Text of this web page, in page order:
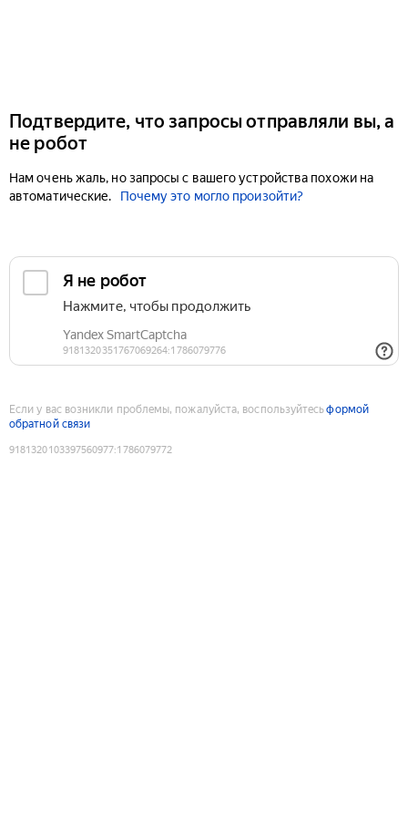
Подтвердите, что запросы отправляли вы, а
не робот
Нам очень жаль, но запросы с вашего устройства похожи на
автоматические.
Почему это могло произойти?
Если у вас возникли проблемы, пожалуйста, воспользуйтесьформой
обратной связи
9181320103397560977:1786079772